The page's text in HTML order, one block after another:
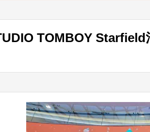
TOMBOY Starfield